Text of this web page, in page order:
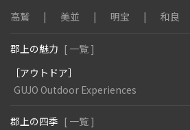
高鷲
美並 明宝 和良
郡上の魅力 [ 一覧 ]
［アウトドア］
GUJO Outdoor Experiences
郡上の四季 [ 一覧 ]